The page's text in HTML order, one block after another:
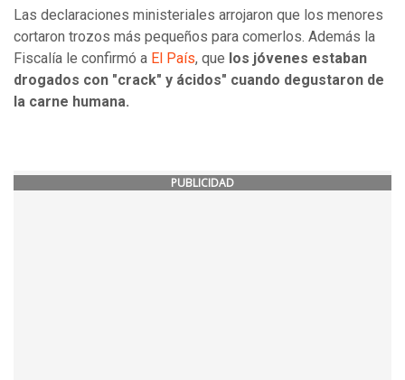
Las declaraciones ministeriales arrojaron que los menores
cortaron trozos más pequeños para comerlos. Además la
Fiscalía le confirmó a El País, que los jóvenes estaban
drogados con "crack" y ácidos" cuando degustaron de
la carne humana.
PUBLICIDAD